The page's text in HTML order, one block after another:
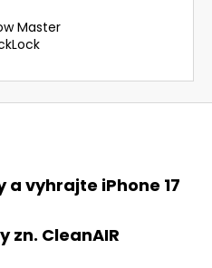
Master
vyhrajte iPhone 17
zn. CleanAIR